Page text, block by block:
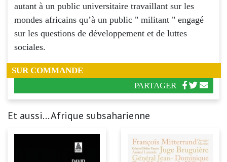
autant à un public universitaire travaillant sur les
mondes africains qu’à un public " militant " engagé
sur les questions de développement et de luttes
sociales.
SUR COMMANDE
PARTAGER
Et aussi... Afrique subsaharienne